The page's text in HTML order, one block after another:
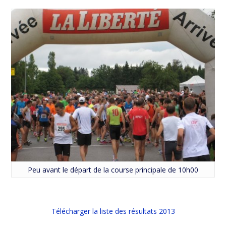
Peu avant le départ de la course principale de 10h00
Télécharger la liste des résultats 2013